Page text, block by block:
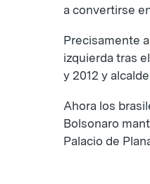
a convertirse
Precisamente
izquierda tras
y 2012 y
Ahora los
Bolsonaro
Palacio de